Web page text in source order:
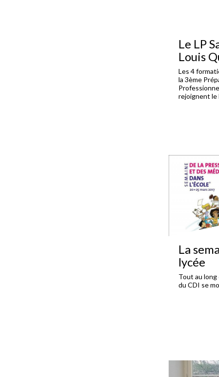
Le LP
Louis
Les 4
la 3ème
rejoignent le
La
lycée
Tout au long
du CDI se